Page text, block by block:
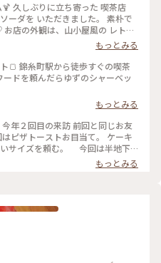
久しぶりに立ち寄った 喫茶店
ーダを いただきました。 素朴で
店の外観は、山小屋風の レトロ
電話も 懐かしい♡ (この赤電話、
確かなところは不明です) 店内
いた雰囲気、一人でまったりす
。 開業したのは、約70年前なの
がれた 数々のメニューは、今も
ームソーダも、その中のひとつで
目にするようになった カラフルな
お店から 始まったのだとか。 何
ます。 コーヒーをいただくつもり
く、冷たい飲み物で 季節外れの
ームソーダは、飲み納めかなぁ…
と味わって いただきました。 #カ
もっとみる
🍞 錦糸町駅から徒歩すぐの喫茶
ドを頼んだらゆずのシャーベッ
もっとみる
年２回目の来訪 前回と同じお友
ピザトーストお目当て。 ケーキ
サイズを頼む。 今回は半地下
、老舗有名店だけあって、平日な
混雑してました。 お口なおしに
もっとみる